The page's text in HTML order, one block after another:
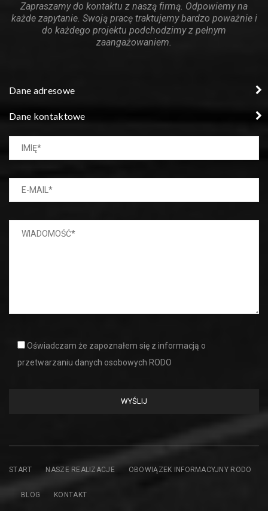
Zapraszamy do kontaktu z naszą firmą. Odpowiemy na
każde zapytanie. Swoją pracę traktujemy bardzo poważnie i
do każdego projektu podchodzimy z pełnym
zaangażowaniem.
Dane adresowe
Dane kontaktowe
Oświadczam że zapoznałem się z informacją o
przetwarzaniu danych osobowych RODO
START NASZE REALIZACJE OBOWIĄZEK INFORMACYJNY RODO
BLOG KONTAKT